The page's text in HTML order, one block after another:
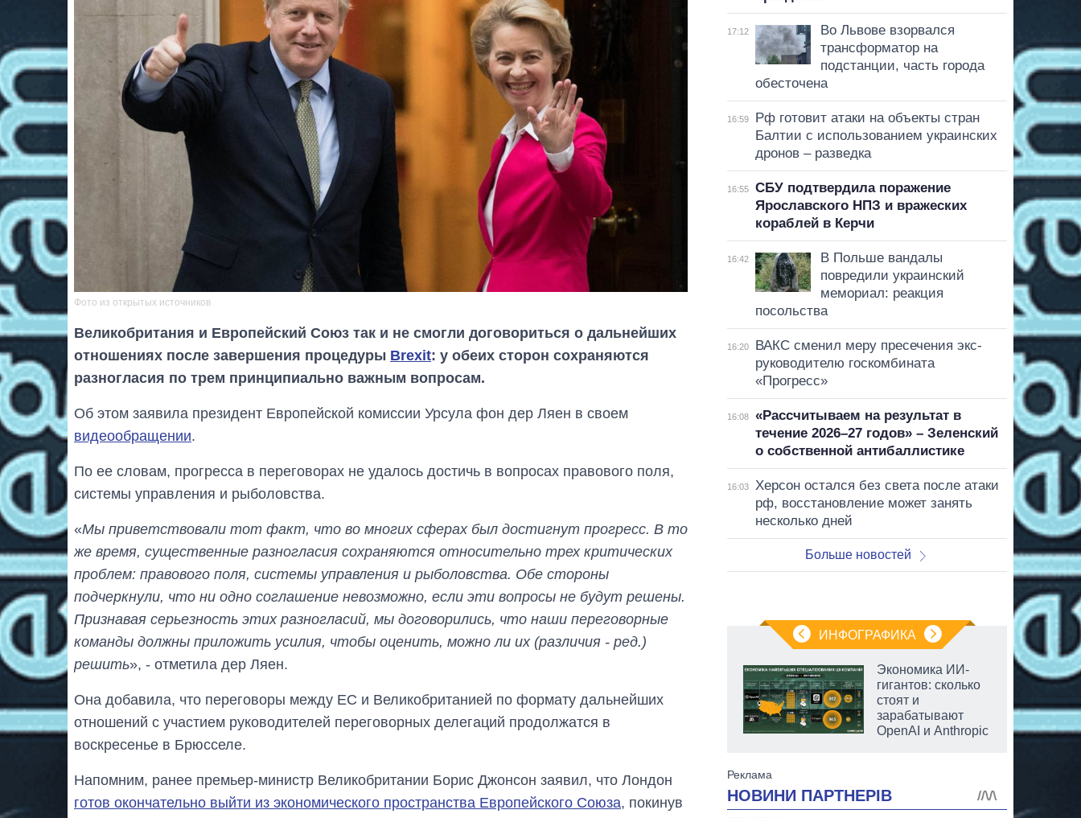
Фото из открытых источников
Великобритания и Европейский Союз так и не смогли договориться о дальнейших
отношениях после завершения процедуры Brexit: у обеих сторон сохраняются
разногласия по трем принципиально важным вопросам.
Об этом заявила президент Европейской комиссии Урсула фон дер Ляен в своем
видеообращении.
По ее словам, прогресса в переговорах не удалось достичь в вопросах правового поля,
системы управления и рыболовства.
«Мы приветствовали тот факт, что во многих сферах был достигнут прогресс. В то
же время, существенные разногласия сохраняются относительно трех критических
проблем: правового поля, системы управления и рыболовства. Обе стороны
подчеркнули, что ни одно соглашение невозможно, если эти вопросы не будут решены.
Признавая серьезность этих разногласий, мы договорились, что наши переговорные
команды должны приложить усилия, чтобы оценить, можно ли их (различия - ред.)
решить», - отметила дер Ляен.
Она добавила, что переговоры между ЕС и Великобританией по формату дальнейших
отношений с участием руководителей переговорных делегаций продолжатся в
воскресенье в Брюсселе.
Напомним, ранее премьер-министр Великобритании Борис Джонсон заявил, что Лондон
готов окончательно выйти из экономического пространства Европейского Союза, покинув
17:12
Во Львове взорвался
трансформатор на
подстанции, часть города
обесточена
16:59
Рф готовит атаки на объекты стран
Балтии с использованием украинских
дронов – разведка
16:55
СБУ подтвердила поражение
Ярославского НПЗ и вражеских
кораблей в Керчи
16:42
В Польше вандалы
повредили украинский
мемориал: реакция
посольства
16:20
ВАКС сменил меру пресечения экс-
руководителю госкомбината
«Прогресс»
16:08
«Рассчитываем на результат в
течение 2026–27 годов» – Зеленский
о собственной антибаллистике
16:03
Херсон остался без света после атаки
рф, восстановление может занять
несколько дней
Больше новостей
ИНФОГРАФИКА
ударов по Украине
область стали
Экономика ИИ-
гигантов: сколько
стоят и
зарабатывают
OpenAI и Anthropic